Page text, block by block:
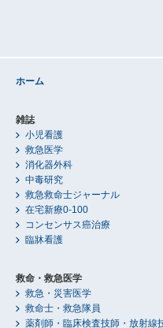
ホーム
雑誌
小児看護
救急医学
消化器外科
中毒研究
救急救命士ジャーナル
在宅新療0-100
コンセンサス癌治療
臨牀看護
救命・救急医学
救急・災害医学
救命士・救急隊員
薬剤師・臨床検査技師・放射線